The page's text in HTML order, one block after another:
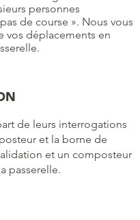
personnes
de course ». Nous vous
vos déplacements en
de leurs interrogations
et la borne de
et un composteur
passerelle.